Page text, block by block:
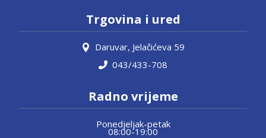
Trgovina i ured
Daruvar, Jelačićeva 59
043/433-708
Radno vrijeme
Ponedjeljak-petak
08:00-19:00